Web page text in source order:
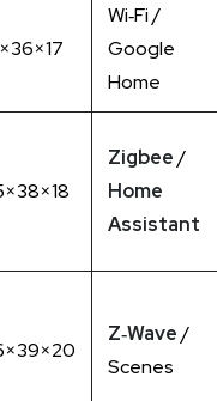
Wi‑Fi /
Google
Home
Zigbee/
Home
Assistant
Z‑Wave/
Scenes